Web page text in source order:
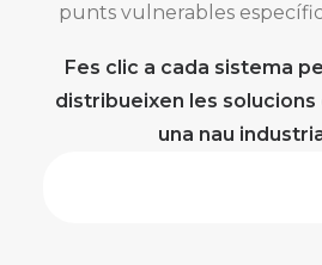
punts vulnerables
Fes clic a cada sistema
distribueixen les
una nau